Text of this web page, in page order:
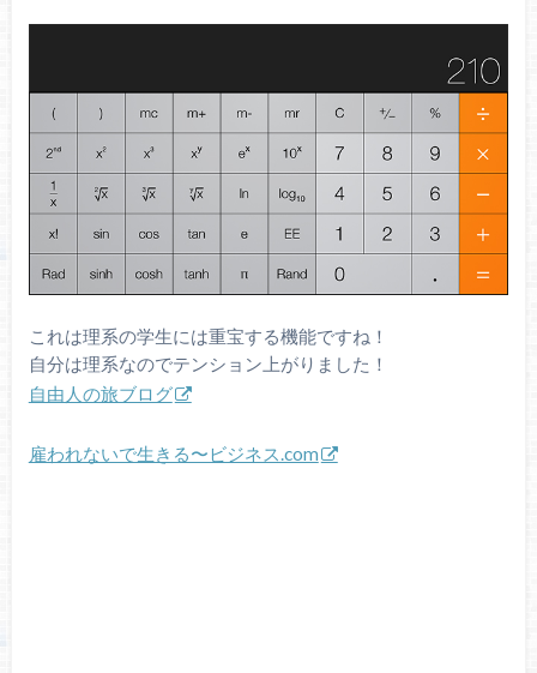
これは理系の学生には重宝する機能ですね！
自分は理系なのでテンション上がりました！
自由人の旅ブログ
雇われないで生きる〜ビジネス.com